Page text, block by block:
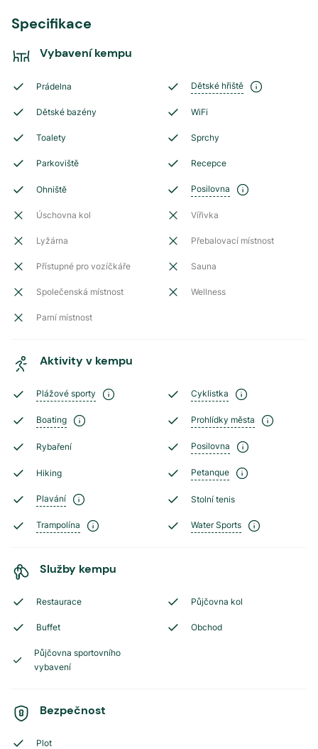
Specifikace
Vybavení kempu
Prádelna Dětské hřiště
Dětské bazény WiFi
Toalety Sprchy
Parkoviště Recepce
Ohniště Posilovna
Úschovna kol Vířivka
Lyžárna Přebalovací místnost
Přístupné pro vozíčkáře Sauna
Společenská místnost Wellness
Parní místnost
Aktivity v kempu
Plážové sporty Cyklistka
Boating Prohlídky města
Rybaření Posilovna
Hiking Petanque
Plavání Stolní tenis
Trampolína Water Sports
Služby kempu
Restaurace Půjčovna kol
Buffet Obchod
Půjčovna sportovního
vybavení
Bezpečnost
Plot